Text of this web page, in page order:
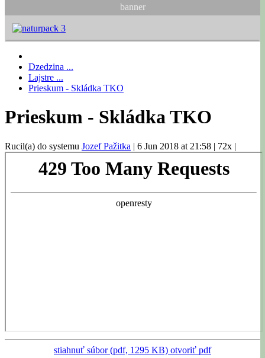
banner
Dzedzina ...
Lajstre ...
Prieskum - Skládka TKO
Prieskum - Skládka TKO
Rucil(a) do systemu Jozef Pažitka | 6 Jun 2018 at 21:58 | 72x |
stiahnuť súbor (pdf, 1295 KB) otvoriť pdf